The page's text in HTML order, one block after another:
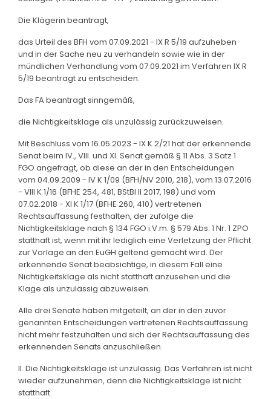
Die Klägerin beantragt,
das Urteil des BFH vom 07.09.2021 - IX R 5/19 aufzuheben
und in der Sache neu zu verhandeln sowie wie in der
mündlichen Verhandlung vom 07.09.2021 im Verfahren IX R
5/19 beantragt zu entscheiden.
Das FA beantragt sinngemäß,
die Nichtigkeitsklage als unzulässig zurückzuweisen.
Mit Beschluss vom 16.05.2023 - IX K 2/21 hat der erkennende
Senat beim IV., VIII. und XI. Senat gemäß § 11 Abs. 3 Satz 1
FGO angefragt, ob diese an der in den Entscheidungen
vom 04.09.2009 - IV K 1/09 (BFH/NV 2010, 218), vom 13.07.2016
- VIII K 1/16 (BFHE 254, 481, BStBl II 2017, 198) und vom
07.02.2018 - XI K 1/17 (BFHE 260, 410) vertretenen
Rechtsauffassung festhalten, der zufolge die
Nichtigkeitsklage nach § 134 FGO i.V.m. § 579 Abs. 1 Nr. 1 ZPO
statthaft ist, wenn mit ihr lediglich eine Verletzung der Pflicht
zur Vorlage an den EuGH geltend gemacht wird. Der
erkennende Senat beabsichtige, in diesem Fall eine
Nichtigkeitsklage als nicht statthaft anzusehen und die
Klage als unzulässig abzuweisen.
Alle drei Senate haben mitgeteilt, an der in den zuvor
genannten Entscheidungen vertretenen Rechtsauffassung
nicht mehr festzuhalten und sich der Rechtsauffassung des
erkennenden Senats anzuschließen.
II. Die Nichtigkeitsklage ist unzulässig. Das Verfahren ist nicht
wieder aufzunehmen, denn die Nichtigkeitsklage ist nicht
statthaft.